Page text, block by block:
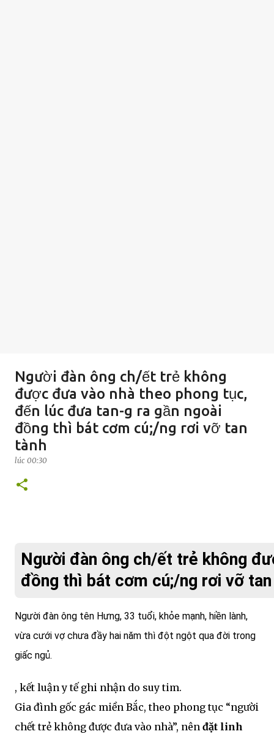
Người đàn ông ch/ết trẻ không
được đưa vào nhà theo phong tục,
đến lúc đưa tan-g ra gần ngoài
đồng thì bát cơm cú;/ng rơi vỡ tan
tành
lúc 00:30
Người đàn ông ch/ết trẻ không
đồng thì bát cơm cú;/ng rơi vỡ
Người đàn ông tên Hưng, 33 tuổi, khỏe mạnh, hiền lành,
vừa cưới vợ chưa đầy hai năm thì đột ngột qua đời trong
giấc ngủ.
, kết luận y tế ghi nhận do suy tim.
Gia đình gốc gác miền Bắc, theo phong tục “người
chết trẻ không được đưa vào nhà”, nên đặt linh